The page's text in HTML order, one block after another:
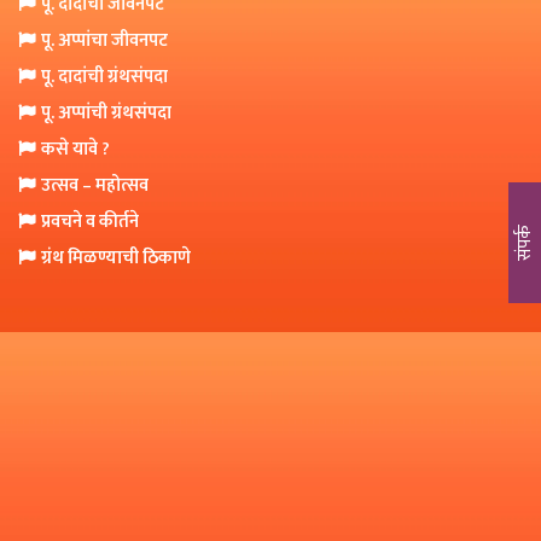
पू. अप्पांचा जीवनपट
पू. दादांची ग्रंथसंपदा
पू. अप्पांची ग्रंथसंपदा
कसे यावे ?
उत्सव – महोत्सव
प्रवचने व कीर्तने
ग्रंथ मिळण्याची ठिकाणे
संपर्क